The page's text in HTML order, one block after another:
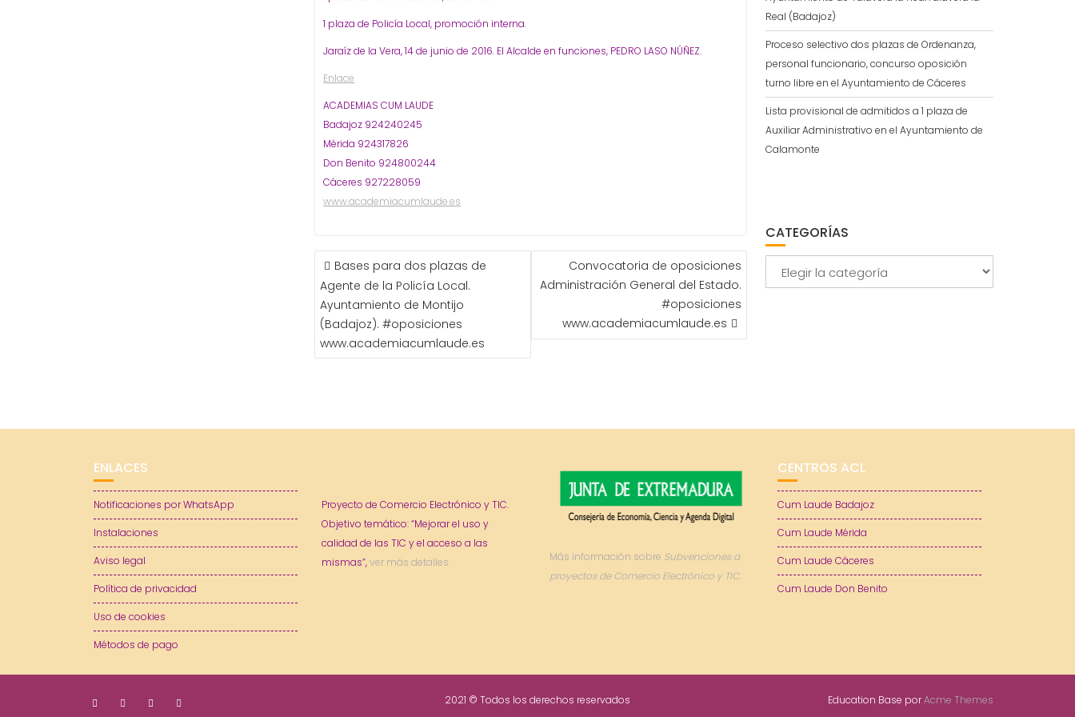
1 plaza de Policía Local, promoción interna.
Jaraíz de la Vera, 14 de junio de 2016. El Alcalde en funciones, PEDRO LASO NÚÑEZ.
Enlace
ACADEMIAS CUM LAUDE
Badajoz 924240245
Mérida 924317826
Don Benito 924800244
Cáceres 927228059
www.academiacumlaude.es
NAVEGACIÓN
DE
ENTRADAS
Bases para dos plazas de
Agente de la Policía Local.
Ayuntamiento de Montijo
(Badajoz). #oposiciones
www.academiacumlaude.es
Convocatoria de oposiciones
Administración General del Estado.
#oposiciones
www.academiacumlaude.es
Real (Badajoz)
Proceso selectivo dos plazas de Ordenanza,
personal funcionario, concurso oposición
turno libre en el Ayuntamiento de Cáceres
Lista provisional de admitidos a 1 plaza de
Auxiliar Administrativo en el Ayuntamiento de
Calamonte
CATEGORÍAS
ENLACES
Notificaciones por WhatsApp
Instalaciones
Aviso legal
Política de privacidad
Uso de cookies
Métodos de pago
Proyecto de Comercio Electrónico y TIC.
Objetivo temático: “Mejorar el uso y
calidad de las TIC y el acceso a las
mismas”,ver más detalles. Más información sobre Subvenciones a
proyectos de Comercio Electrónico y TIC.
CENTROS ACL
Cum Laude Badajoz
Cum Laude Mérida
Cum Laude Cáceres
Cum Laude Don Benito
2021 © Todos los derechos reservados Education Base porAcme Themes